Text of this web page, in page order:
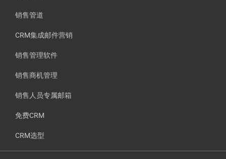
销售管道
CRM集成邮件营销
销售管理软件
销售商机管理
销售人员专属邮箱
免费CRM
CRM选型